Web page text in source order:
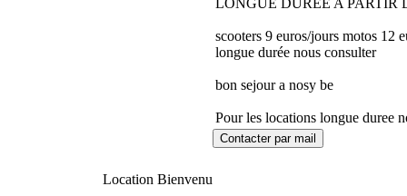
LONGUE DUREE A PARTIR
scooters 9 euros/jours motos 12
longue durée nous consulter
bon sejour a nosy be
Pour les locations longue duree
Location Bienvenu